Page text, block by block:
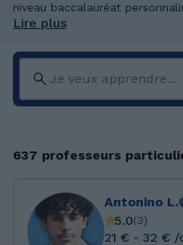
niveau baccalauréat
Lire plus
637 professeurs
Antonino L.
5.0(3)
21 € - 32 € /